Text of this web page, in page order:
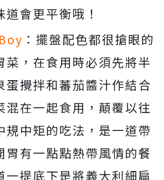
道會更平衡哦！
： 擺盤配色都很搶眼的
菜，在食用時必須先將半
蛋攪拌和蕃茄醬汁作結合
混在一起食用，顛覆以往
規中矩的吃法，是一道帶
胃有一點點熱帶風情的餐
一提底下是將義大利細扁